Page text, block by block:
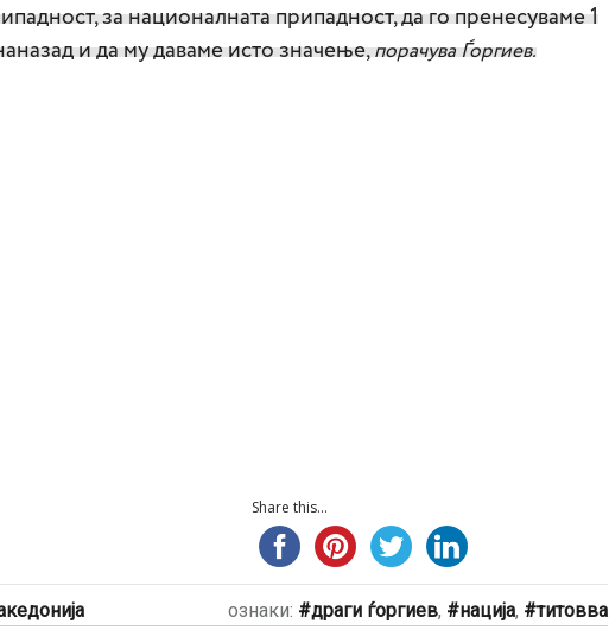
за националната припадност, да го пренесуваме 1
и да му даваме исто значење,порачува Ѓоргиев.
Share this...
ознаки: драги ѓоргиев, нација, титовва